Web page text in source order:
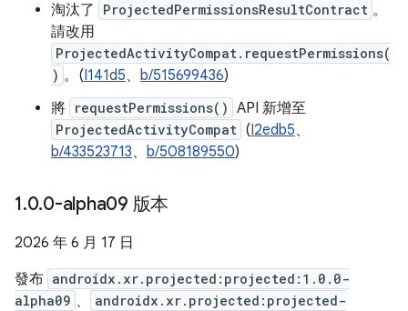
淘汰了
ProjectedPermissionsResultContract 。
請改用
ProjectedActivityCompat.requestPermissions(
) 。(I141d5、 b/515699436)
將 requestPermissions() API 新增至
ProjectedActivityCompat (I2edb5、
b/433523713、 b/508189550)
1.0.0-alpha09 版本
2026 年 6 月 17 日
發布 androidx.xr.projected:projected:1.0.0-
alpha09 、
androidx.xr.projected:projected-